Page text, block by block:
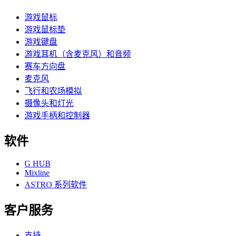
游戏鼠标
游戏鼠标垫
游戏键盘
游戏耳机（含麦克风）和音频
赛车方向盘
麦克风
飞行和农场模拟
摄像头和灯光
游戏手柄和控制器
软件
G HUB
Mixline
ASTRO 系列软件
客户服务